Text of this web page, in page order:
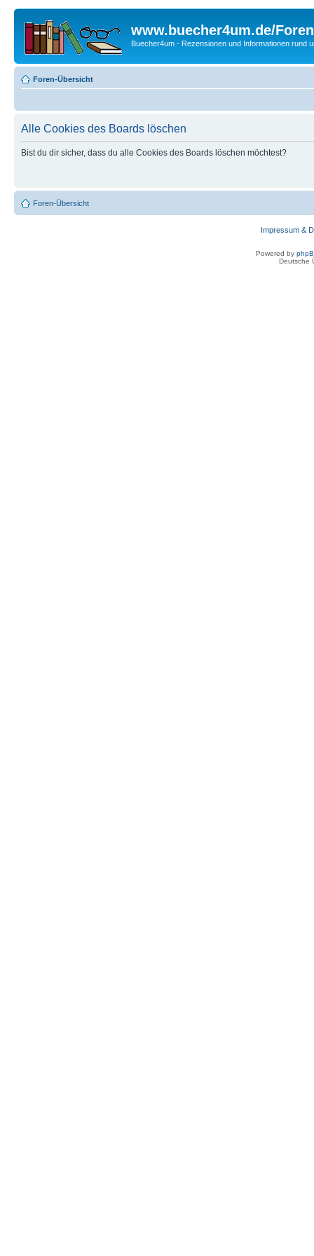
www.buecher4um.de/Foren
Buecher4um - Rezensionen und Informationen rund
Foren-Übersicht
Alle Cookies des Boards löschen
Bist du dir sicher, dass du alle Cookies des Boards löschen möchtest?
Foren-Übersicht
Impressum &
Powered by
Deutsche